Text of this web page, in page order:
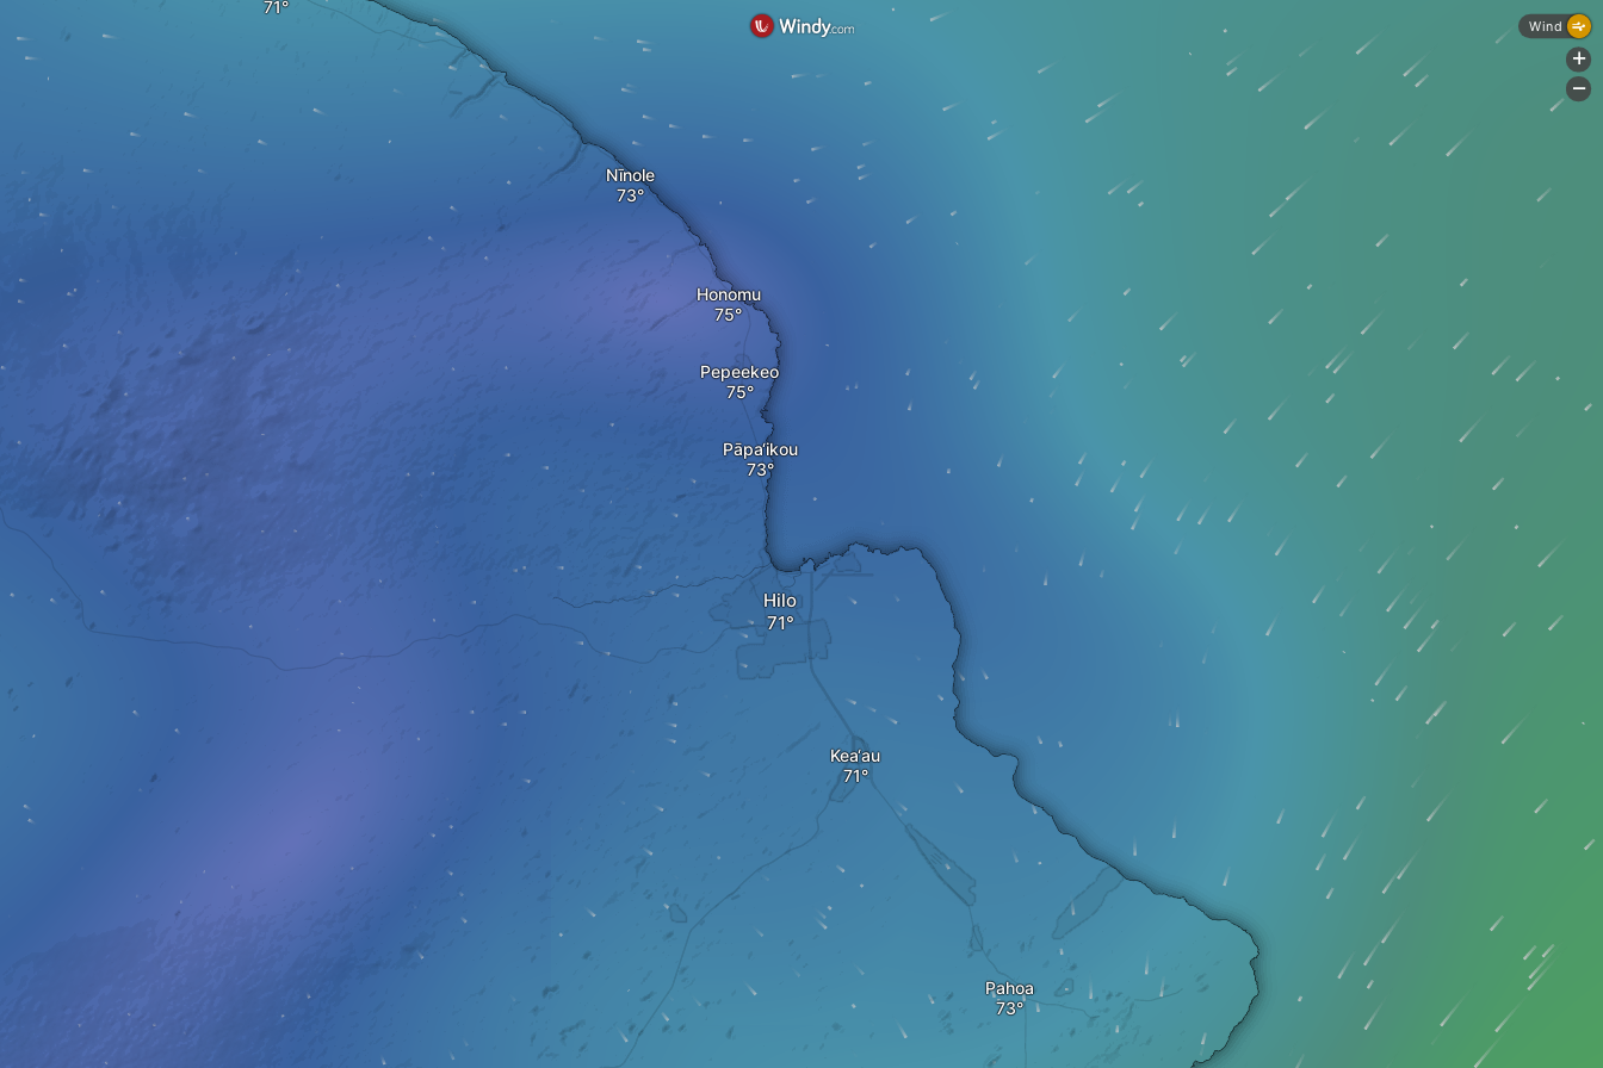
Hilo
Pāpa‘ikou
Pepeekeo
Nīnole
Honomu
Kea‘au
Pahoa
Wind
+
-